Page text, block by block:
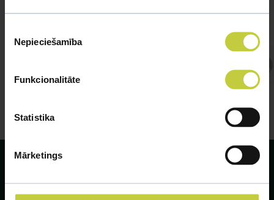
izvēle
Nepieciešamība
Funkcionalitāte
Statistika
Mārketings
Veterinārārsts